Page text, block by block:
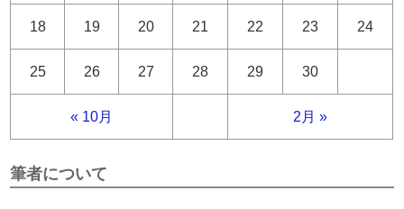
« 10月 2月 »
18 19 20 21 22 23 24
25 26 27 28 29 30
筆者について